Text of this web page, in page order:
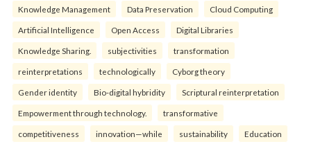
Knowledge Management Data Preservation Cloud Computing
Artificial Intelligence Open Access Digital Libraries
Knowledge Sharing. subjectivities transformation
reinterpreta⁠tions tec⁠hnologically Cyborg theory
Gender identity Bio-digital hybridity Scriptural reinterpretation
Empowerment through technology. transformative
competitiveness innovation—while sustainability Education